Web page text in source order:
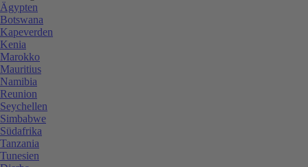
Ägypten
Botswana
Kapeverden
Kenia
Marokko
Mauritius
Namibia
Reunion
Seychellen
Simbabwe
Südafrika
Tanzania
Tunesien